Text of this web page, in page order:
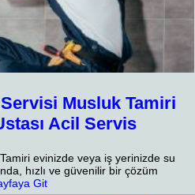
Musluk Tamiri
Acil Servis
evinizde veya iş yerinizde su
hızlı ve güvenilir bir çözüm
Git